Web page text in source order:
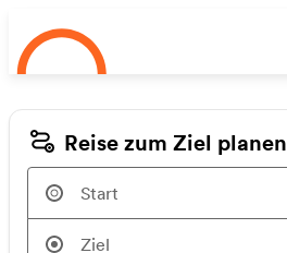
Zum Hauptinhalt springen
Reise zum Ziel planen